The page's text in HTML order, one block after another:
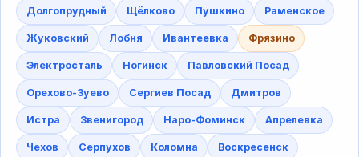
Долгопрудный Щёлково Пушкино Раменское
Жуковский Лобня Ивантеевка Фрязино
Электросталь Ногинск Павловский Посад
Орехово-Зуево Сергиев Посад Дмитров
Истра Звенигород Наро-Фоминск Апрелевка
Чехов Серпухов Коломна Воскресенск